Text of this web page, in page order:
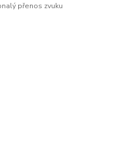
přenos zvuku